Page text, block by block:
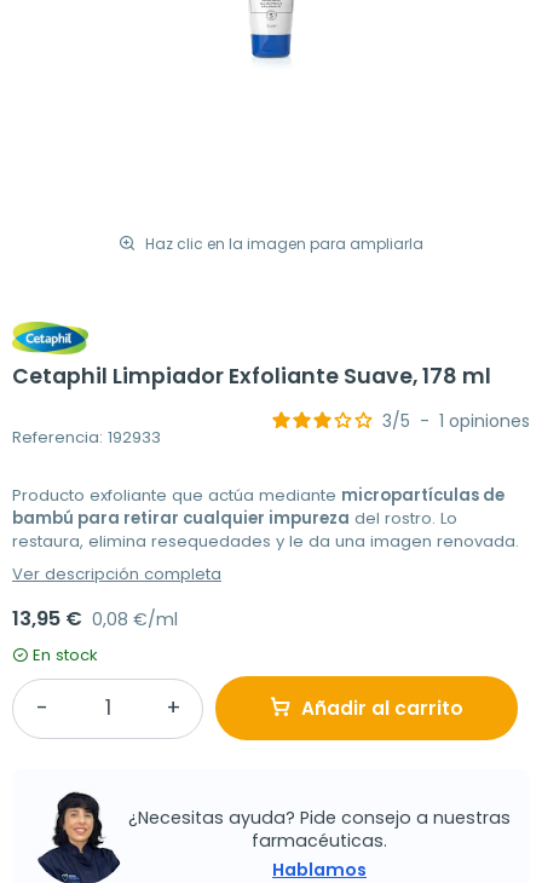
Haz clic en la imagen para ampliarla
Cetaphil Limpiador Exfoliante Suave, 178 ml
Referencia: 192933
3/5 - 1 opiniones
Producto exfoliante que actúa mediante micropartículas de
bambú para retirar cualquier impureza del rostro. Lo
restaura, elimina resequedades y le da una imagen renovada.
Ver descripción completa
13,95 € 0,08 €/ml
En stock
Añadir al carrito
¿Necesitas ayuda? Pide consejo a nuestras
farmacéuticas.
Hablamos